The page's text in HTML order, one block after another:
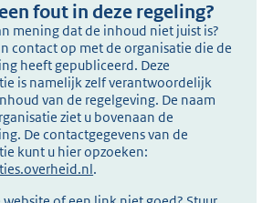
fout in deze regeling?
mening dat de inhoud niet juist is?
contact op met de organisatie die de
heeft gepubliceerd. Deze
is namelijk zelf verantwoordelijk
van de regelgeving. De naam
ziet u bovenaan de
De contactgegevens van de
kunt u hier opzoeken:
.